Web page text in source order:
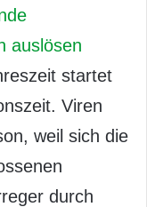
auslösen
startet
Viren
weil sich die
durch